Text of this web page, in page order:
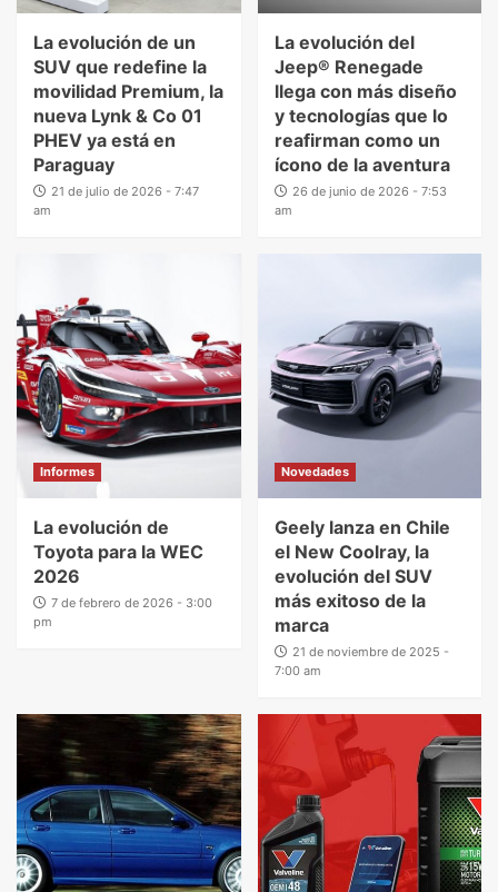
La evolución de un
SUV que redefine la
movilidad Premium, la
nueva Lynk & Co 01
PHEV ya está en
Paraguay
21 de julio de 2026 - 7:47
am
La evolución del
Jeep® Renegade
llega con más diseño
y tecnologías que lo
reafirman como un
ícono de la aventura
26 de junio de 2026 - 7:53
am
Informes
La evolución de
Toyota para la WEC
2026
7 de febrero de 2026 - 3:00
pm
Novedades
Geely lanza en Chile
el New Coolray, la
evolución del SUV
más exitoso de la
marca
21 de noviembre de 2025 -
7:00 am